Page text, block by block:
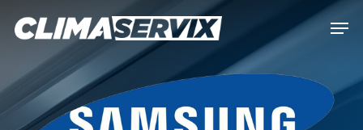
content
Menu